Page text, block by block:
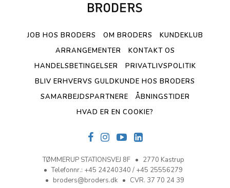
JOB HOS BRODERS OM BRODERS
KUNDEKLUB
ARRANGEMENTER
KONTAKT OS
HANDELSBETINGELSER
PRIVATLIVSPOLITIK
BLIV ERHVERVS GULDKUNDE HOS BRODERS
SAMARBEJDSPARTNERE
ÅBNINGSTIDER
HVAD ER EN COOKIE?
TØMMERUP STATIONSVEJ 8F
2770 Kastrup
Telefonnr.: +45 24240340 / +45 25556279
broders@broders.dk
CVR. 37 70 24 39